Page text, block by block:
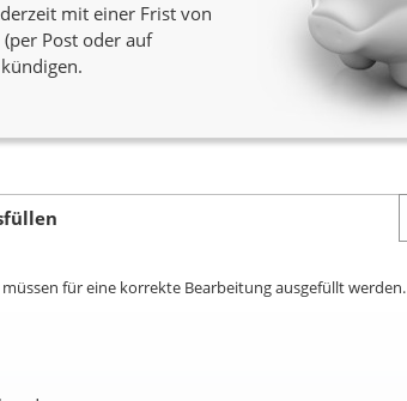
mit einer Frist von
Post oder auf
für eine korrekte Bearbeitung ausgefüllt werden.